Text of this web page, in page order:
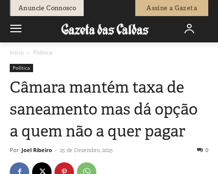
Anuncie Connosco Assine a Gazeta
Início Política
Política
Câmara mantém taxa de
saneamento mas dá opção
a quem não a quer pagar
Por Joel Ribeiro - 25 de Dezembro, 2025 0